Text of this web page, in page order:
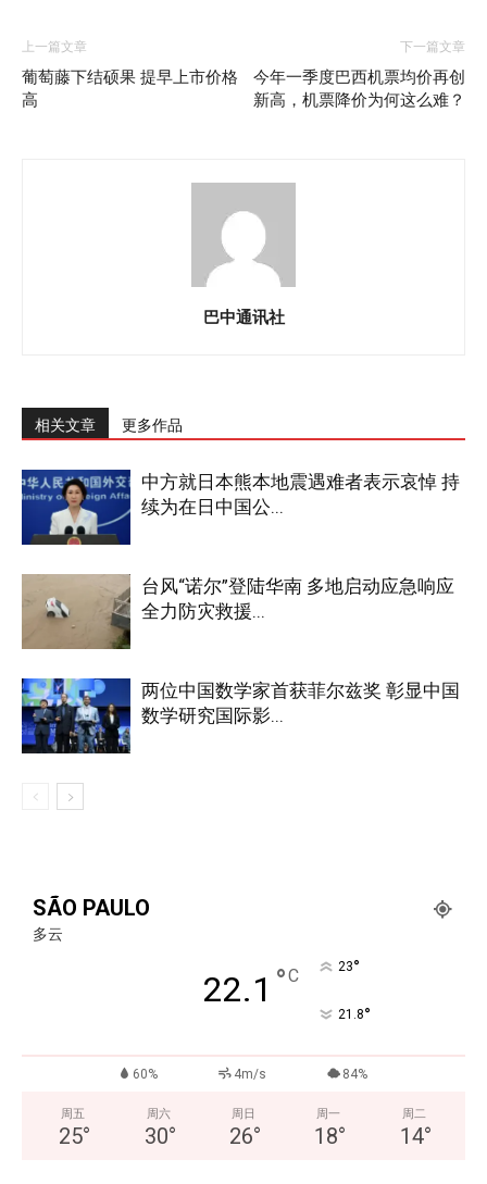
上一篇文章
葡萄藤下结硕果 提早上市价格
高
下一篇文章
今年一季度巴西机票均价再创
新高，机票降价为何这么难？
巴中通讯社
相关文章 更多作品
中方就日本熊本地震遇难者表示哀悼 持
续为在日中国公...
台风“诺尔”登陆华南 多地启动应急响应
全力防灾救援...
两位中国数学家首获菲尔兹奖 彰显中国
数学研究国际影...
SÃO PAULO
多云
22.1 °C 23°
21.8°
60% 4m/s 84%
周五
25°
周六
30°
周日
26°
周一
18°
周二
14°